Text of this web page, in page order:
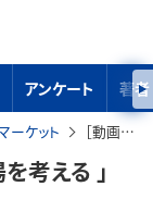
アンケート 著者
ケット ［動画で解説］「ドル/円 7月の相場を考える 」
考える 」